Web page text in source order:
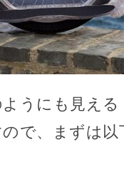
うにも見える
で、まずは